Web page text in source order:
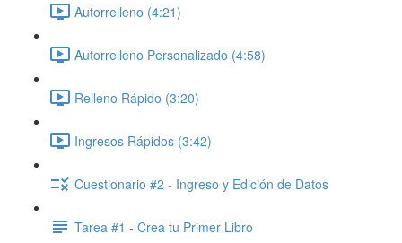
Autorrelleno (4:21)
Autorrelleno Personalizado (4:58)
Relleno Rápido (3:20)
Ingresos Rápidos (3:42)
Cuestionario #2 - Ingreso y Edición de Datos
Tarea #1 - Crea tu Primer Libro